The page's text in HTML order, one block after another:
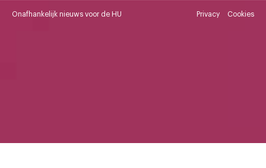
Onafhankelijk nieuws voor de HU Privacy Cookies